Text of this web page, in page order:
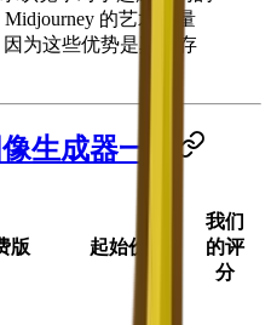
的艺术质量
为这些优势是真实存
生成器一览
版 起始价格
我们
的评
分